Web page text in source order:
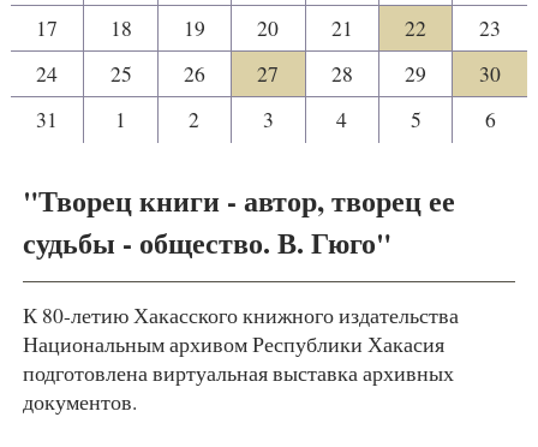
17
18 19 20 21 22
23
24
25 26 27 28 29
30
31
1 2 3 4 5 6
"Творец книги - автор, творец ее
судьбы - общество. В. Гюго"
К 80-летию Хакасского книжного издательства
Национальным архивом Республики Хакасия
подготовлена виртуальная выставка архивных
документов.